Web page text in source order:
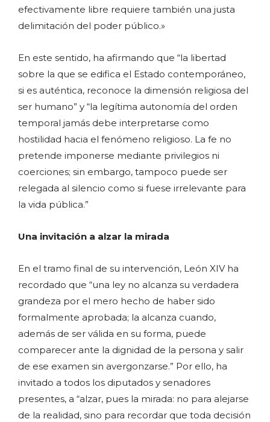
efectivamente libre requiere también una justa
delimitación del poder público.»
En este sentido, ha afirmando que “la libertad
sobre la que se edifica el Estado contemporáneo,
si es auténtica, reconoce la dimensión religiosa del
ser humano” y “la legítima autonomía del orden
temporal jamás debe interpretarse como
hostilidad hacia el fenómeno religioso. La fe no
pretende imponerse mediante privilegios ni
coerciones; sin embargo, tampoco puede ser
relegada al silencio como si fuese irrelevante para
la vida pública.”
Una invitación a alzar la mirada
En el tramo final de su intervención, León XIV ha
recordado que “una ley no alcanza su verdadera
grandeza por el mero hecho de haber sido
formalmente aprobada; la alcanza cuando,
además de ser válida en su forma, puede
comparecer ante la dignidad de la persona y salir
de ese examen sin avergonzarse.” Por ello, ha
invitado a todos los diputados y senadores
presentes, a “alzar, pues la mirada: no para alejarse
de la realidad, sino para recordar que toda decisión